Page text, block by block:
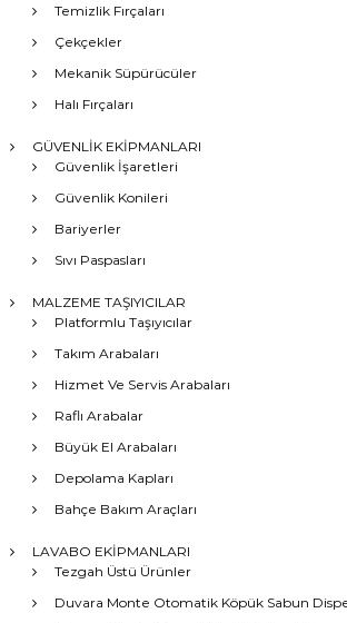
Temizlik Fırçaları
Çekçekler
Mekanik Süpürücüler
Halı Fırçaları
GÜVENLİK EKİPMANLARI
Güvenlik İşaretleri
Güvenlik Konileri
Bariyerler
Sıvı Paspasları
MALZEME TAŞIYICILAR
Platformlu Taşıyıcılar
Takım Arabaları
Hizmet Ve Servis Arabaları
Raflı Arabalar
Büyük El Arabaları
Depolama Kapları
Bahçe Bakım Araçları
LAVABO EKİPMANLARI
Tezgah Üstü Ürünler
Duvara Monte Otomatik Köpük Sabun